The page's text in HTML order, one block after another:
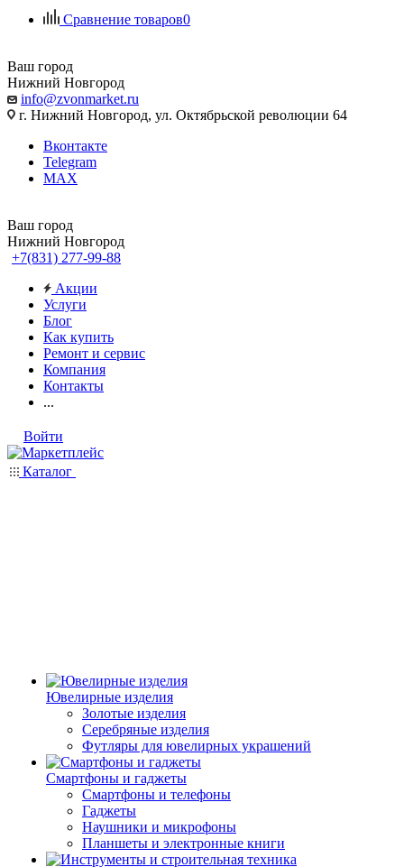
Сравнение товаров0
Ваш город
Нижний Новгород
info@zvonmarket.ru
г. Нижний Новгород, ул. Октябрьской революции 64
Вконтакте
Telegram
MAX
Ваш город
Нижний Новгород
+7(831) 277-99-88
Акции
Услуги
Блог
Как купить
Ремонт и сервис
Компания
Контакты
...
Войти
Каталог
Ювелирные изделия
Золотые изделия
Серебряные изделия
Футляры для ювелирных украшений
Смартфоны и гаджеты
Смартфоны и телефоны
Гаджеты
Наушники и микрофоны
Планшеты и электронные книги